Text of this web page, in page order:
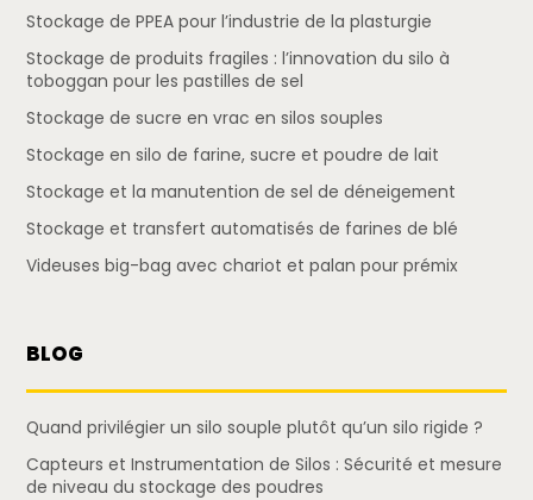
Stockage de PPEA pour l’industrie de la plasturgie
Stockage de produits fragiles : l’innovation du silo à
toboggan pour les pastilles de sel
Stockage de sucre en vrac en silos souples
Stockage en silo de farine, sucre et poudre de lait
Stockage et la manutention de sel de déneigement
Stockage et transfert automatisés de farines de blé
Videuses big-bag avec chariot et palan pour prémix
BLOG
Quand privilégier un silo souple plutôt qu’un silo rigide ?
Capteurs et Instrumentation de Silos : Sécurité et mesure
de niveau du stockage des poudres